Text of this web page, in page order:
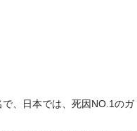
、日本では、死因NO.1のガ